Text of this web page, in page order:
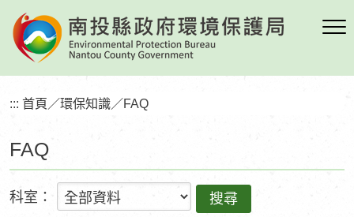
到
要
塊FAQ
::: 首頁 ／環保知識／FAQ
科室：